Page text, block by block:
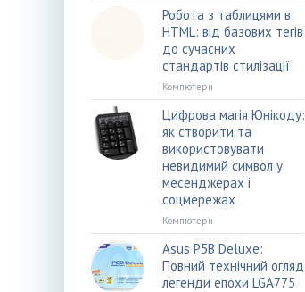
Робота з таблицями в
HTML: від базових тегів
до сучасних
стандартів стилізації
Компютери
Цифрова магія Юнікоду:
як створити та
використовувати
невидимий символ у
месенджерах і
соцмережах
Компютери
Asus P5B Deluxe:
Повний технічний огляд
легенди епохи LGA775